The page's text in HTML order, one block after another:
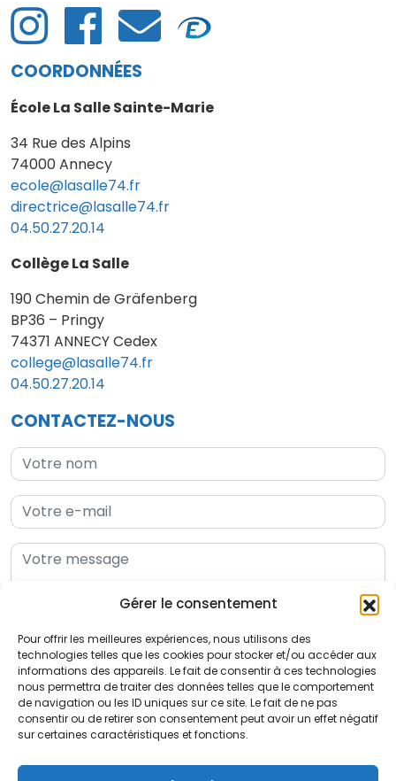
Gérer le consentement
Pour offrir les meilleures expériences, nous utilisons des
technologies telles que les cookies pour stocker et/ou accéder aux
informations des appareils. Le fait de consentir à ces technologies
nous permettra de traiter des données telles que le comportement
de navigation ou les ID uniques sur ce site. Le fait de ne pas
consentir ou de retirer son consentement peut avoir un effet négatif
sur certaines caractéristiques et fonctions.
COORDONNÉES
École La Salle Sainte-Marie
34 Rue des Alpins
74000 Annecy
ecole@lasalle74.fr
directrice@lasalle74.fr
04.50.27.20.14
Collège La Salle
190 Chemin de Gräfenberg
BP36 – Pringy
74371 ANNECY Cedex
college@lasalle74.fr
04.50.27.20.14
CONTACTEZ-NOUS
En soumettant ce formulaire, j'accepte la politique de
gestion des données personnelles